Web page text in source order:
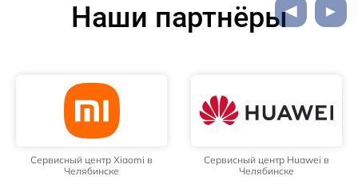
Наши партнёры
Сервисный центр Xiaomi в
Челябинске
Сервисный центр Huawei в
Челябинске